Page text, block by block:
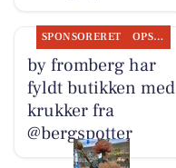
SPONSORERET OPSLAGSTAVLEN
by fromberg har
fyldt butikken med
krukker fra
@bergspotter